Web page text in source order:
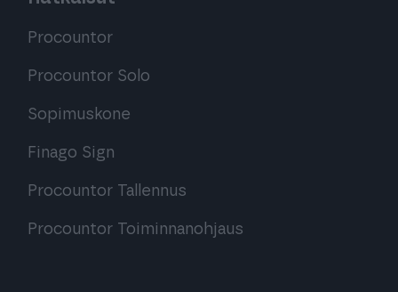
Procountor
Procountor Solo
Sopimuskone
Finago Sign
Procountor Tallennus
Procountor Toiminnanohjaus